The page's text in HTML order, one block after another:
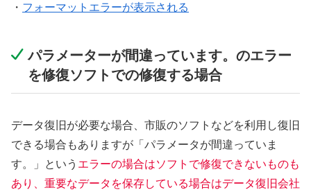
・ フォーマットエラーが表示される
パラメーターが間違っています。のエラー
を修復ソフトでの修復する場合
データ復旧が必要な場合、市販のソフトなどを利用し復旧
できる場合もありますが「パラメータが間違っていま
す。」という エラーの場合はソフトで修復できないものも
あり、重要なデータを保存している場合はデータ復旧会社